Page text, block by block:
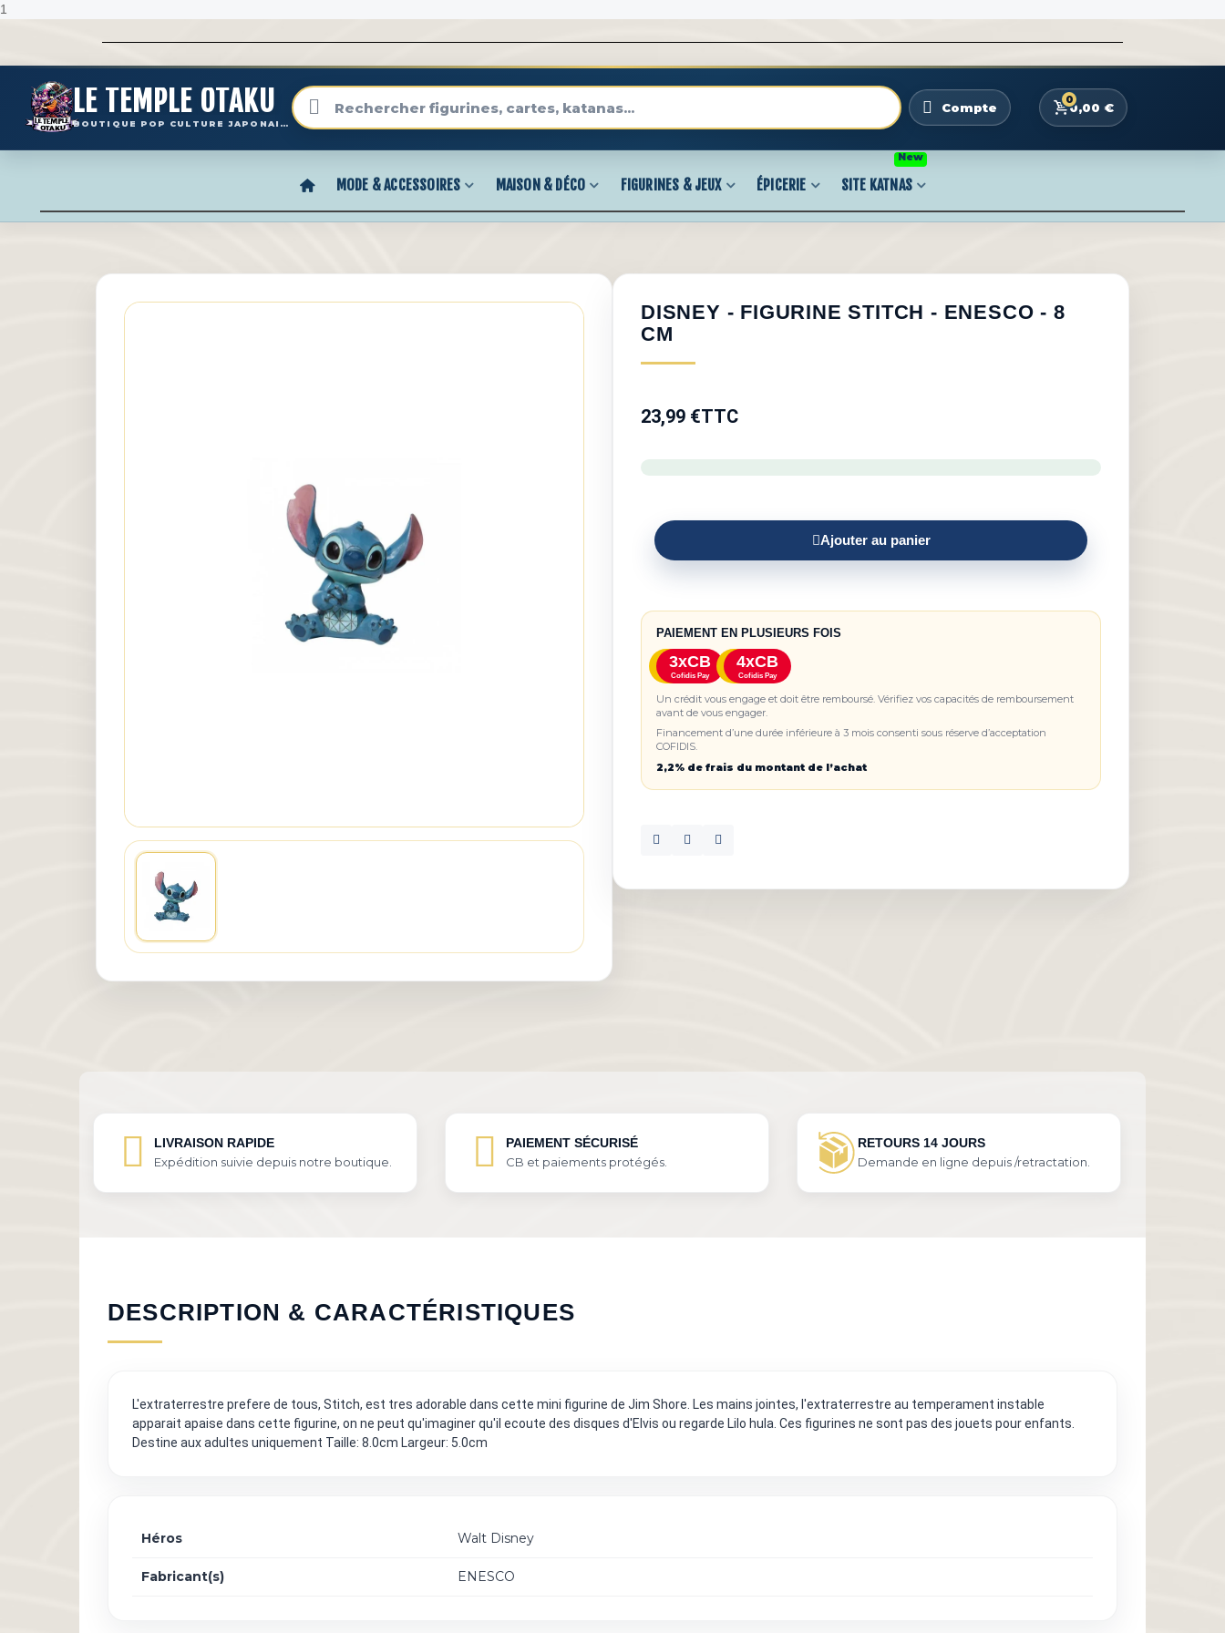
1
LE TEMPLE OTAKU
BOUTIQUE POP CULTURE JAPONAISE
Compte
0
0,00 €
MODE & ACCESSOIRES MAISON & DÉCO FIGURINES & JEUX ÉPICERIE SITE KATNAS
New
DISNEY - FIGURINE STITCH - ENESCO - 8
CM
23,99 €TTC
Ajouter au panier
PAIEMENT EN PLUSIEURS FOIS
3xCB
Cofidis Pay
4xCB
Cofidis Pay
Un crédit vous engage et doit être remboursé. Vérifiez vos capacités de remboursement
avant de vous engager.
Financement d’une durée inférieure à 3 mois consenti sous réserve d’acceptation
COFIDIS.
2,2% de frais du montant de l’achat
LIVRAISON RAPIDE
Expédition suivie depuis notre boutique.
PAIEMENT SÉCURISÉ
CB et paiements protégés.
RETOURS 14 JOURS
Demande en ligne depuis /retractation.
DESCRIPTION & CARACTÉRISTIQUES
L'extraterrestre prefere de tous, Stitch, est tres adorable dans cette mini figurine de Jim Shore. Les mains jointes, l'extraterrestre au temperament instable
apparait apaise dans cette figurine, on ne peut qu'imaginer qu'il ecoute des disques d'Elvis ou regarde Lilo hula. Ces figurines ne sont pas des jouets pour enfants.
Destine aux adultes uniquement Taille: 8.0cm Largeur: 5.0cm
Héros Walt Disney
Fabricant(s) ENESCO